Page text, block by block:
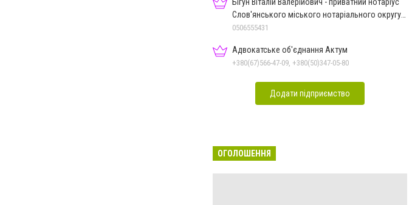
Слов'янського міського нотаріального округу
Дон.обл.
0506555431
Адвокатське об'єднання Актум
+380(67)566-47-09, +380(50)347-05-80
Додати підприємство
ОГОЛОШЕННЯ